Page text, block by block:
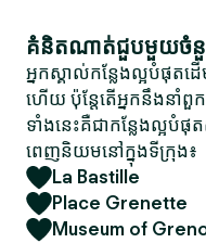
គំនិតណាត់ជួបមួយចំនួ
អ្នកស្គាល់កន្លែងល្អបំផុត
ហើយ ប៉ុន្តែតើអ្នកនឹងនាំ
ទាំងនេះគឺជាកន្លែងល្អបំ
ពេញនិយមនៅក្នុងទីក្រុង៖
La Bastille
Place Grenette
Museum of